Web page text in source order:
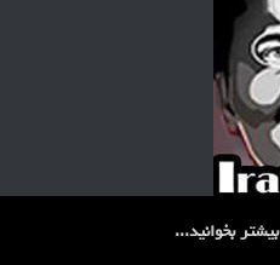
بیشتر بخوانید...